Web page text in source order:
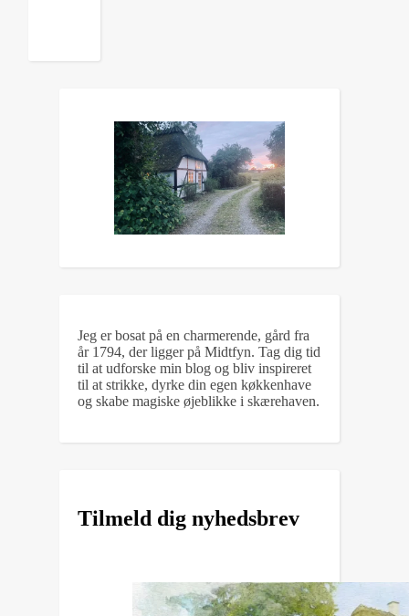
Jeg er bosat på en charmerende, gård fra
år 1794, der ligger på Midtfyn. Tag dig tid
til at udforske min blog og bliv inspireret
til at strikke, dyrke din egen køkkenhave
og skabe magiske øjeblikke i skærehaven.
Tilmeld dig nyhedsbrev